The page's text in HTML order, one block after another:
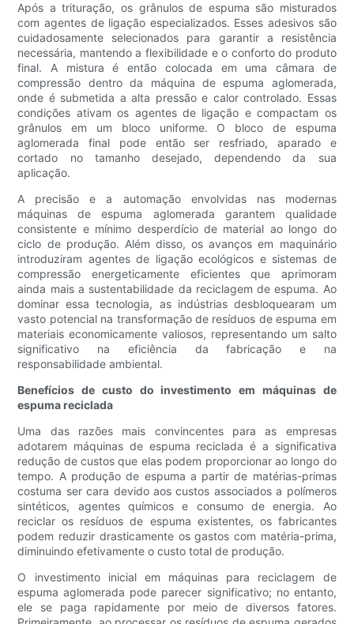
Após a trituração, os grânulos de espuma são misturados
com agentes de ligação especializados. Esses adesivos são
cuidadosamente selecionados para garantir a resistência
necessária, mantendo a flexibilidade e o conforto do produto
final. A mistura é então colocada em uma câmara de
compressão dentro da máquina de espuma aglomerada,
onde é submetida a alta pressão e calor controlado. Essas
condições ativam os agentes de ligação e compactam os
grânulos em um bloco uniforme. O bloco de espuma
aglomerada final pode então ser resfriado, aparado e
cortado no tamanho desejado, dependendo da sua
aplicação.
A precisão e a automação envolvidas nas modernas
máquinas de espuma aglomerada garantem qualidade
consistente e mínimo desperdício de material ao longo do
ciclo de produção. Além disso, os avanços em maquinário
introduziram agentes de ligação ecológicos e sistemas de
compressão energeticamente eficientes que aprimoram
ainda mais a sustentabilidade da reciclagem de espuma. Ao
dominar essa tecnologia, as indústrias desbloquearam um
vasto potencial na transformação de resíduos de espuma em
materiais economicamente valiosos, representando um salto
significativo na eficiência da fabricação e na
responsabilidade ambiental.
Benefícios de custo do investimento em máquinas de
espuma reciclada
Uma das razões mais convincentes para as empresas
adotarem máquinas de espuma reciclada é a significativa
redução de custos que elas podem proporcionar ao longo do
tempo. A produção de espuma a partir de matérias-primas
costuma ser cara devido aos custos associados a polímeros
sintéticos, agentes químicos e consumo de energia. Ao
reciclar os resíduos de espuma existentes, os fabricantes
podem reduzir drasticamente os gastos com matéria-prima,
diminuindo efetivamente o custo total de produção.
O investimento inicial em máquinas para reciclagem de
espuma aglomerada pode parecer significativo; no entanto,
ele se paga rapidamente por meio de diversos fatores.